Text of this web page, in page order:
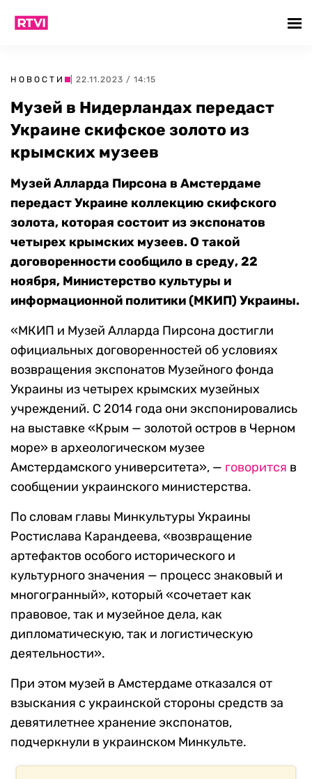
НОВОСТИ | 22.11.2023 / 14:15
Музей в Нидерландах передаст
Украине скифское золото из
крымских музеев
Музей Алларда Пирсона в Амстердаме
передаст Украине коллекцию скифского
золота, которая состоит из экспонатов
четырех крымских музеев. О такой
договоренности сообщило в среду, 22
ноября, Министерство культуры и
информационной политики (МКИП) Украины.
«МКИП и Музей Алларда Пирсона достигли
официальных договоренностей об условиях
возвращения экспонатов Музейного фонда
Украины из четырех крымских музейных
учреждений. С 2014 года они экспонировались
на выставке «Крым — золотой остров в Черном
море» в археологическом музее
Амстердамского университета», — говорится в
сообщении украинского министерства.
По словам главы Минкультуры Украины
Ростислава Карандеева, «возвращение
артефактов особого исторического и
культурного значения — процесс знаковый и
многогранный», который «сочетает как
правовое, так и музейное дела, как
дипломатическую, так и логистическую
деятельности».
При этом музей в Амстердаме отказался от
взыскания с украинской стороны средств за
девятилетнее хранение экспонатов,
подчеркнули в украинском Минкульте.